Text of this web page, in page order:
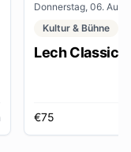
Donnerstag, 06. Aug.
Kultur & Bühne
Lech Classic
€75